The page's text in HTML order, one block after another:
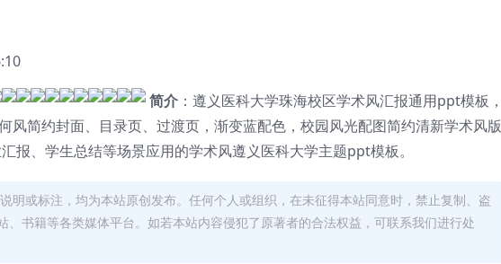
简介 ：遵义医科大学珠海校区学术风汇报通用ppt模板，
风简约封面、目录页、过渡页，渐变蓝配色，校园风光配图简约清新学术风版
报、学生总结等场景应用的学术风遵义医科大学主题ppt模板。
明或标注，均为本站原创发布。任何个人或组织，在未征得本站同意时，禁止复制、盗
、书籍等各类媒体平台。如若本站内容侵犯了原著者的合法权益，可联系我们进行处